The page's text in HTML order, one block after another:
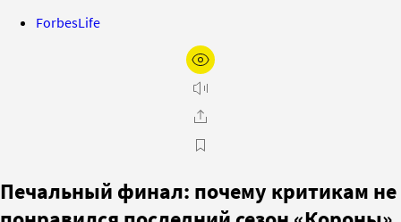
ForbesLife
Печальный финал: почему критикам не